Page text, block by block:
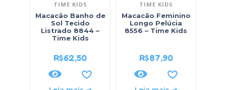
TIME KIDS
Macacão Banho de
Sol Tecido
Listrado 8844 –
Time Kids
R$62,50
TIME KIDS
Macacão Feminino
Longo Pelúcia
8556 – Time Kids
R$87,90